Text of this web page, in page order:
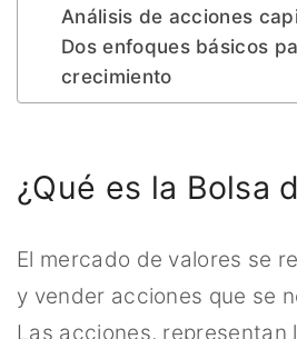
Análisis de acciones
Dos enfoques básicos
crecimiento
¿Qué es la Bolsa
El mercado de valores se
y vender acciones que se
Las acciones,